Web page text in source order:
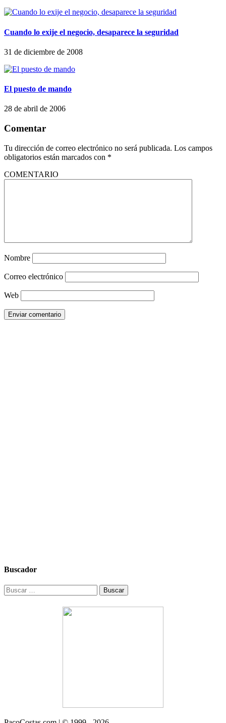
Cuando lo exije el negocio, desaparece la seguridad
31 de diciembre de 2008
El puesto de mando
28 de abril de 2006
Comentar
Tu dirección de correo electrónico no será publicada. Los campos
obligatorios están marcados con *
COMENTARIO
Nombre
Correo electrónico
Web
Buscador
Buscar: